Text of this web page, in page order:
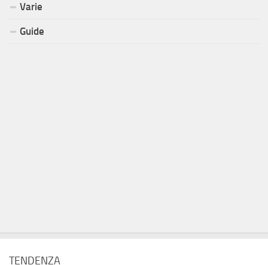
Varie
Guide
TENDENZA